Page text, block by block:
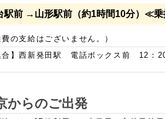
駅前 →山形駅前（約1時間10分）≪
費の支給はございません。）
合】西新発田駅 電話ボックス前 12：
からのご出発